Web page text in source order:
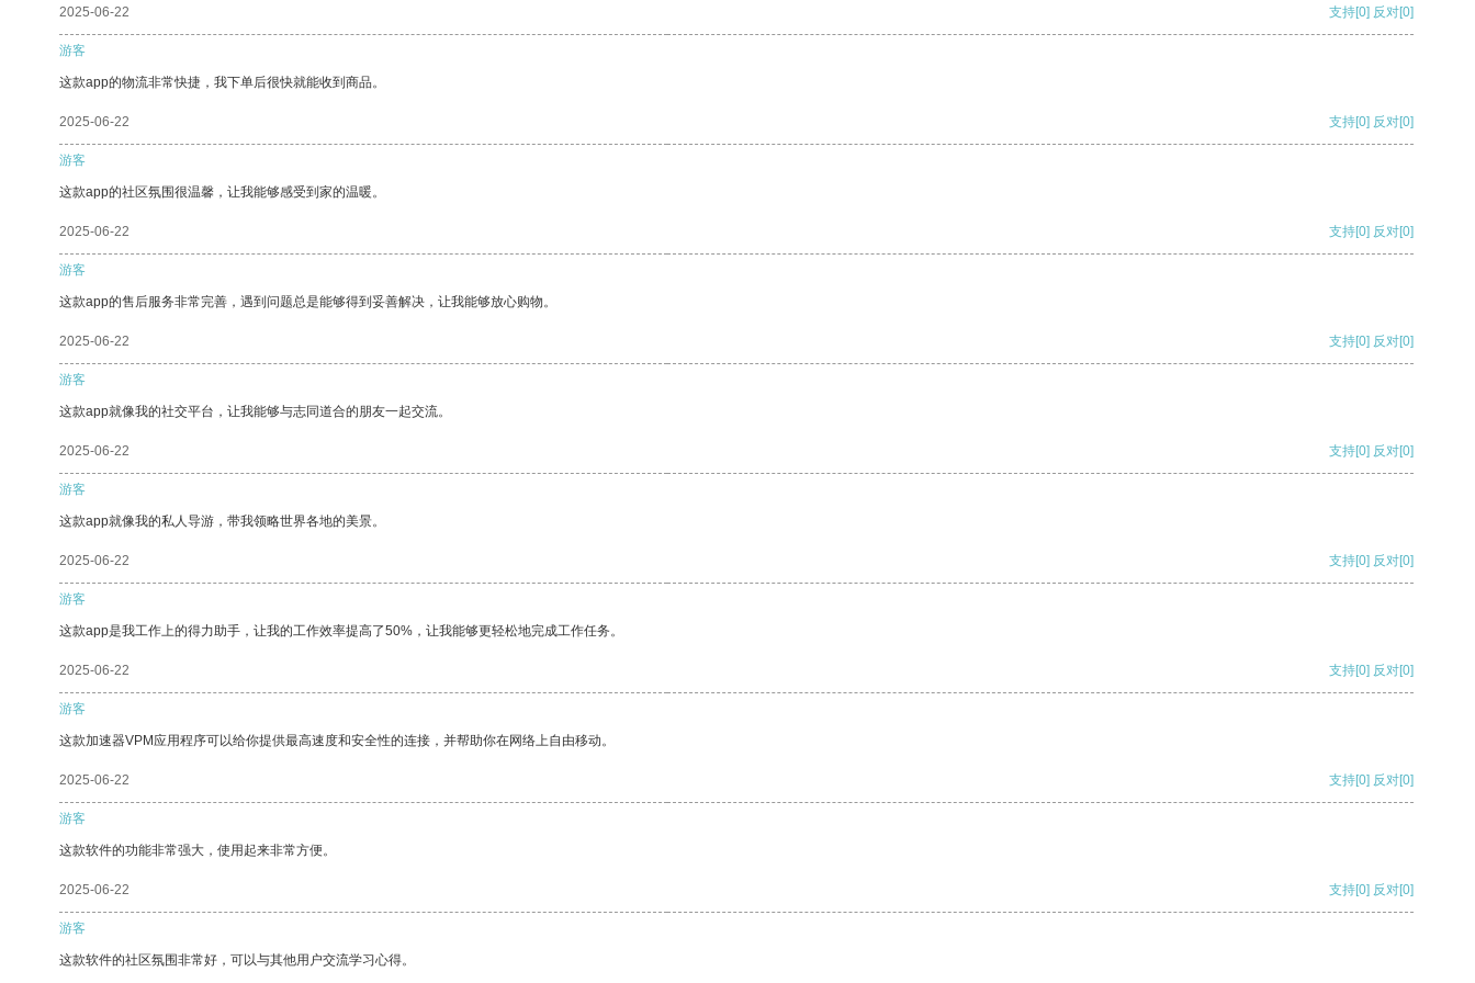
2025-06-22 支持[0] 反对[0]
游客
这款app的物流非常快捷，我下单后很快就能收到商品。
2025-06-22 支持[0] 反对[0]
游客
这款app的社区氛围很温馨，让我能够感受到家的温暖。
2025-06-22 支持[0] 反对[0]
游客
这款app的售后服务非常完善，遇到问题总是能够得到妥善解决，让我能够放心购物。
2025-06-22 支持[0] 反对[0]
游客
这款app就像我的社交平台，让我能够与志同道合的朋友一起交流。
2025-06-22 支持[0] 反对[0]
游客
这款app就像我的私人导游，带我领略世界各地的美景。
2025-06-22 支持[0] 反对[0]
游客
这款app是我工作上的得力助手，让我的工作效率提高了50%，让我能够更轻松地完成工作任务。
2025-06-22 支持[0] 反对[0]
游客
这款加速器VPM应用程序可以给你提供最高速度和安全性的连接，并帮助你在网络上自由移动。
2025-06-22 支持[0] 反对[0]
游客
这款软件的功能非常强大，使用起来非常方便。
2025-06-22 支持[0] 反对[0]
游客
这款软件的社区氛围非常好，可以与其他用户交流学习心得。